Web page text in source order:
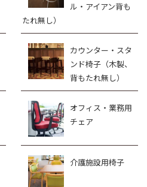
ル・アイアン背も
たれ無し）
カウンター・スタ
ンド椅子（木製、
背もたれ無し）
オフィス・業務用
チェア
介護施設用椅子